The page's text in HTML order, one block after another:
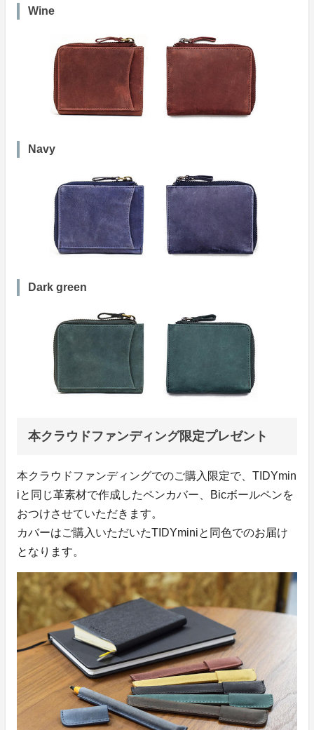
Wine
Navy
Dark green
本クラウドファンディング限定プレゼント
本クラウドファンディングでのご購入限定で、TIDYmin
iと同じ革素材で作成したペンカバー、Bicボールペンを
おつけさせていただきます。
カバーはご購入いただいたTIDYminiと同色でのお届け
となります。